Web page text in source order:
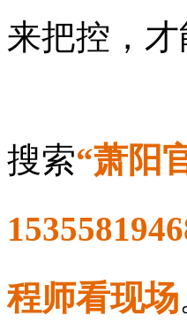
来把控，
搜索“萧阳
程师看现场